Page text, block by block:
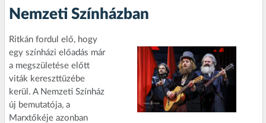
Nemzeti Színházban
Ritkán fordul elő, hogy
egy színházi előadás már
a megszületése előtt
viták kereszttüzébe
kerül. A Nemzeti Színház
új bemutatója, a
Marxtőkéje azonban